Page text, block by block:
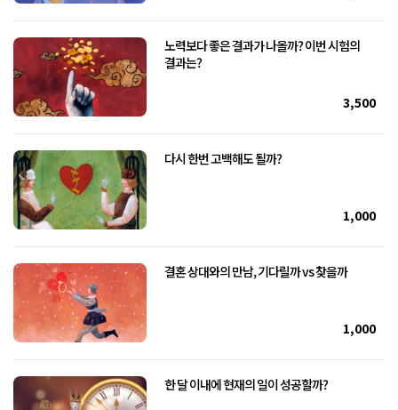
노력보다 좋은 결과가 나올까? 이번 시험의
결과는?
3,500
다시 한번 고백해도 될까?
1,000
결혼 상대와의 만남, 기다릴까 vs 찾을까
1,000
한 달 이내에 현재의 일이 성공할까?